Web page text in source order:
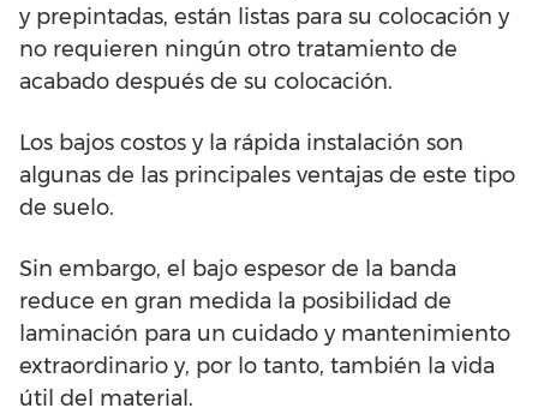
y prepintadas, están listas para su colocación y
no requieren ningún otro tratamiento de
acabado después de su colocación.
Los bajos costos y la rápida instalación son
algunas de las principales ventajas de este tipo
de suelo.
Sin embargo, el bajo espesor de la banda
reduce en gran medida la posibilidad de
laminación para un cuidado y mantenimiento
extraordinario y, por lo tanto, también la vida
útil del material.